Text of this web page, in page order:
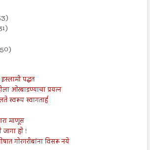
पद्धत
ओरबाडण्याचा प्रयत्न
स्वरूप स्वागतार्ह
माणूस
हो !
गोरगरीबांना विसरू नये